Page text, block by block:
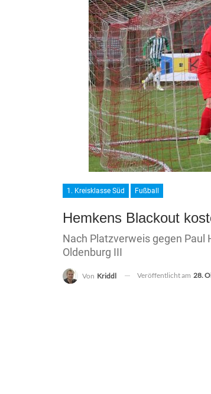
1. Kreisklasse Süd Fußball
Hemkens Blackout
Nach Platzverweis gegen Paul
Oldenburg III
Von Kriddl Veröffentlicht am 28.